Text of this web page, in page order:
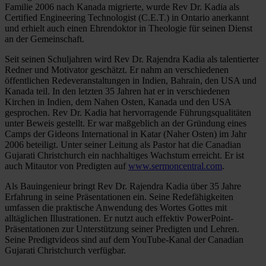
Familie 2006 nach Kanada migrierte, wurde Rev Dr. Kadia als
Certified Engineering Technologist (C.E.T.) in Ontario anerkannt
und erhielt auch einen Ehrendoktor in Theologie für seinen Dienst
an der Gemeinschaft.
Seit seinen Schuljahren wird Rev Dr. Rajendra Kadia als talentierter
Redner und Motivator geschätzt. Er nahm an verschiedenen
öffentlichen Redeveranstaltungen in Indien, Bahrain, den USA und
Kanada teil. In den letzten 35 Jahren hat er in verschiedenen
Kirchen in Indien, dem Nahen Osten, Kanada und den USA
gesprochen. Rev Dr. Kadia hat hervorragende Führungsqualitäten
unter Beweis gestellt. Er war maßgeblich an der Gründung eines
Camps der Gideons International in Katar (Naher Osten) im Jahr
2006 beteiligt. Unter seiner Leitung als Pastor hat die Canadian
Gujarati Christchurch ein nachhaltiges Wachstum erreicht. Er ist
auch Mitautor von Predigten auf www.sermoncentral.com.
Als Bauingenieur bringt Rev Dr. Rajendra Kadia über 35 Jahre
Erfahrung in seine Präsentationen ein. Seine Redefähigkeiten
umfassen die praktische Anwendung des Wortes Gottes mit
alltäglichen Illustrationen. Er nutzt auch effektiv PowerPoint-
Präsentationen zur Unterstützung seiner Predigten und Lehren.
Seine Predigtvideos sind auf dem YouTube-Kanal der Canadian
Gujarati Christchurch verfügbar.